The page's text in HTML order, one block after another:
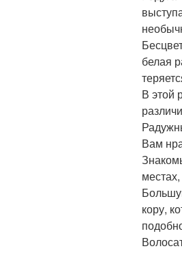
белая
В этой
Вам
кору,